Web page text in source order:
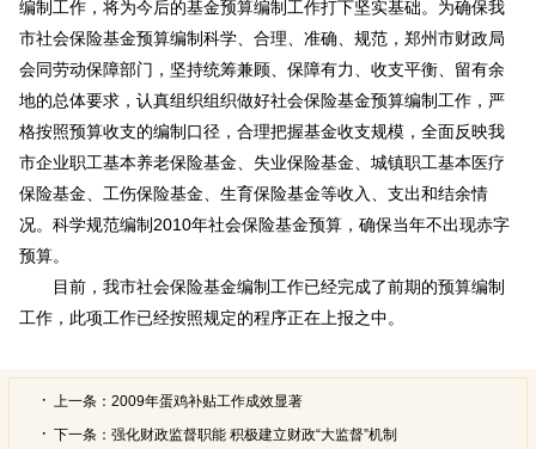
编制工作，将为今后的基金预算编制工作打下坚实基础。为确保我
市社会保险基金预算编制科学、合理、准确、规范，郑州市财政局
会同劳动保障部门，坚持统筹兼顾、保障有力、收支平衡、留有余
地的总体要求，认真组织组织做好社会保险基金预算编制工作，严
格按照预算收支的编制口径，合理把握基金收支规模，全面反映我
市企业职工基本养老保险基金、失业保险基金、城镇职工基本医疗
保险基金、工伤保险基金、生育保险基金等收入、支出和结余情
况。科学规范编制2010年社会保险基金预算，确保当年不出现赤字
预算。
目前，我市社会保险基金编制工作已经完成了前期的预算编制
工作，此项工作已经按照规定的程序正在上报之中。
上一条： 2009年蛋鸡补贴工作成效显著
下一条： 强化财政监督职能 积极建立财政“大监督”机制